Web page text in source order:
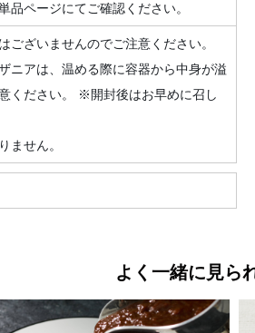
品ページにてご確認ください。
ざいませんのでご注意ください。
ニアは、温める際に容器から中身が溢
ください。 ※開封後はお早めに召し
ません。
よく一緒に見ら